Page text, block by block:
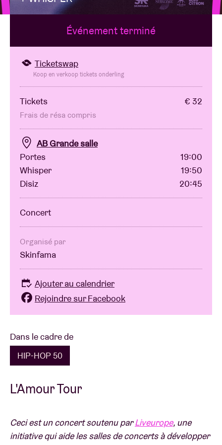
Location de salles
BRDCST
Chèque-concert
À propos de l'AB
Contact
Dans le cadre de
HIP-HOP 50
L'Amour Tour
Ceci est un concert soutenu parLiveurope, une
initiative qui aide les salles de concerts à développer
Événement terminé
Ticketswap
Koop en verkoop tickets onderling
Tickets € 32
Frais de résa compris
AB Grande salle
Portes
19:00
Whisper
19:50
Disiz
20:45
Concert
Organisé par
Skinfama
Ajouter au calendrier
Rejoindre sur Facebook